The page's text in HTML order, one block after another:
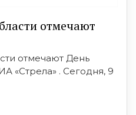
отмечают
отмечают День
«Стрела» . Сегодня, 9